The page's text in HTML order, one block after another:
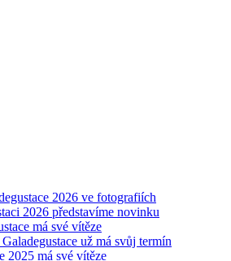
2026 ve fotografiích
2026 představíme novinku
má své vítěze
už má svůj termín
2025 má své vítěze